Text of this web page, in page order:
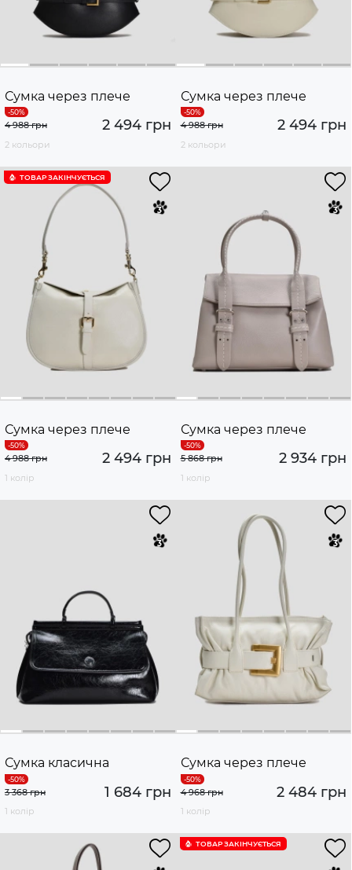
Сумка через плече
2 494 грн
4 988 грн
2 кольори
Сумка через плече
2 494 грн
4 988 грн
2 кольори
ТОВАР ЗАКІНЧУЄTЬСЯ
Сумка через плече
2 494 грн
4 988 грн
1 колір
Сумка через плече
2 934 грн
5 868 грн
1 колір
Сумка класична
1 684 грн
3 368 грн
1 колір
Сумка через плече
2 484 грн
4 968 грн
1 колір
ТОВАР ЗАКІНЧУЄTЬСЯ